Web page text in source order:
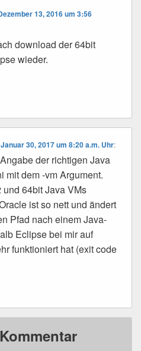
13, 2016 um 3:56
download der 64bit
wieder.
Januar 30, 2017 um 8:20 a.m. Uhr:
der richtigen Java
mit dem -vm Argument.
und 64bit Java VMs
ist so nett und ändert
Pfad nach einem Java-
Eclipse bei mir auf
funktioniert hat (exit code